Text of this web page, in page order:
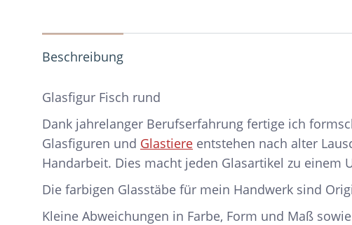
Beschreibung
Glasfigur Fisch rund
Dank jahrelanger Berufserfahrung fertige ich
Glasfiguren und Glastiere entstehen nach alter
Handarbeit. Dies macht jeden Glasartikel zu einem
Die farbigen Glasstäbe für mein Handwerk sind
Kleine Abweichungen in Farbe, Form und Maß